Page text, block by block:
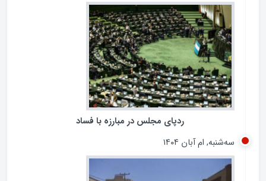
وام ازدواج به بیش از 80درصد متقاضیان پرداخت شده است
پنجشنبه, ام آبان ۱۴۰۴
ردپای مجلس در مبارزه با فساد